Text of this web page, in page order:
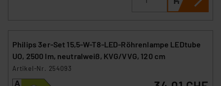
Philips 3er-Set 15,5-W-T8-LED-Röhrenlampe LEDtube
UO, 2500 lm, neutralweiß, KVG/VVG, 120 cm
Artikel-Nr. 254093